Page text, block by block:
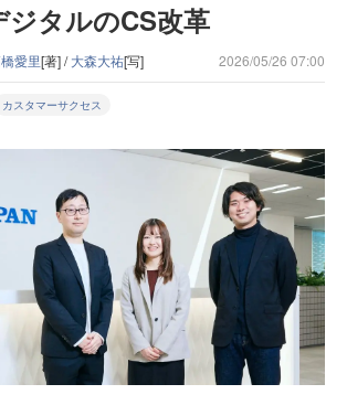
ジタルのCS改革
愛里[著] /大森大祐[写] 2026/05/26 07:00
カスタマーサクセス